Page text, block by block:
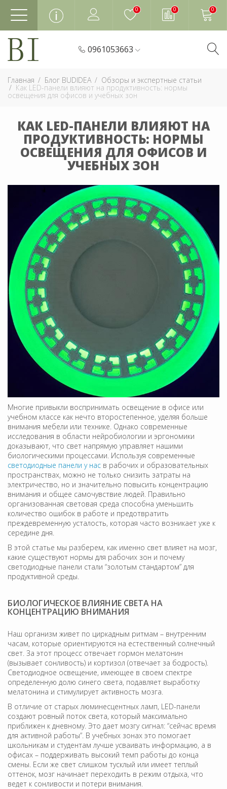
0 0 0
0961053663
Главная Блог BUDIDEA Обзоры и экспертные статьи
Как LED-панели влияют на продуктивность: нормы
освещения для офисов и учебных зон
КАК LED-ПАНЕЛИ ВЛИЯЮТ НА
ПРОДУКТИВНОСТЬ: НОРМЫ
ОСВЕЩЕНИЯ ДЛЯ ОФИСОВ И
УЧЕБНЫХ ЗОН
Многие привыкли воспринимать освещение в офисе или
учебном классе как нечто второстепенное, уделяя больше
внимания мебели или технике. Однако современные
исследования в области нейробиологии и эргономики
доказывают, что свет напрямую управляет нашими
биологическими процессами. Используя современные
светодиодные панели у нас в рабочих и образовательных
пространствах, можно не только снизить затраты на
электричество, но и значительно повысить концентрацию
внимания и общее самочувствие людей. Правильно
организованная световая среда способна уменьшить
количество ошибок в работе и предотвратить
преждевременную усталость, которая часто возникает уже к
середине дня.
В этой статье мы разберем, как именно свет влияет на мозг,
какие существуют нормы для рабочих зон и почему
светодиодные панели стали “золотым стандартом” для
продуктивной среды.
БИОЛОГИЧЕСКОЕ ВЛИЯНИЕ СВЕТА НА
КОНЦЕНТРАЦИЮ ВНИМАНИЯ
Наш организм живет по циркадным ритмам – внутренним
часам, которые ориентируются на естественный солнечный
свет. За этот процесс отвечает гормон мелатонин
(вызывает сонливость) и кортизол (отвечает за бодрость).
Светодиодное освещение, имеющее в своем спектре
определенную долю синего света, подавляет выработку
мелатонина и стимулирует активность мозга.
В отличие от старых люминесцентных ламп, LED-панели
создают ровный поток света, который максимально
приближен к дневному. Это дает мозгу сигнал: “сейчас время
для активной работы”. В учебных зонах это помогает
школьникам и студентам лучше усваивать информацию, а в
офисах – поддерживать высокий темп работы до конца
смены. Если же свет слишком тусклый или имеет теплый
оттенок, мозг начинает переходить в режим отдыха, что
ведет к сонливости и потери внимания.